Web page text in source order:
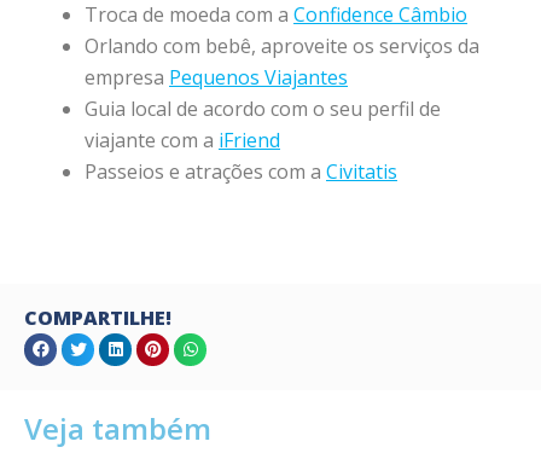
Troca de moeda com a Confidence Câmbio
Orlando com bebê, aproveite os serviços da
empresa Pequenos Viajantes
Guia local de acordo com o seu perfil de
viajante com a iFriend
Passeios e atrações com a Civitatis
COMPARTILHE!
Veja também